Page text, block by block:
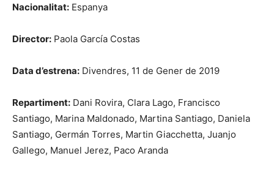
Nacionalitat: Espanya
Director: Paola García Costas
Data d’estrena: Divendres, 11 de Gener de 2019
Repartiment: Dani Rovira, Clara Lago, Francisco
Santiago, Marina Maldonado, Martina Santiago, Daniela
Santiago, Germán Torres, Martin Giacchetta, Juanjo
Gallego, Manuel Jerez, Paco Aranda